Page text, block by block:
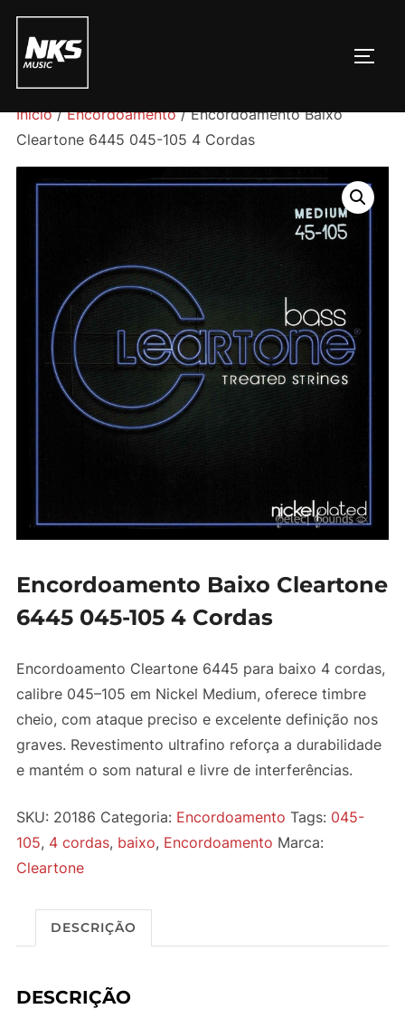
Pular
para
conteúdo
Início/Encordoamento/ Encordoamento Baixo
Cleartone 6445 045-105 4 Cordas
Encordoamento Baixo Cleartone
6445 045-105 4 Cordas
Encordoamento Cleartone 6445 para baixo 4 cordas,
calibre 045–105 em Nickel Medium, oferece timbre
cheio, com ataque preciso e excelente definição nos
graves. Revestimento ultrafino reforça a durabilidade
e mantém o som natural e livre de interferências.
SKU: 20186 Categoria: Encordoamento Tags: 045-
105, 4 cordas, baixo, Encordoamento Marca:
Cleartone
DESCRIÇÃO
DESCRIÇÃO